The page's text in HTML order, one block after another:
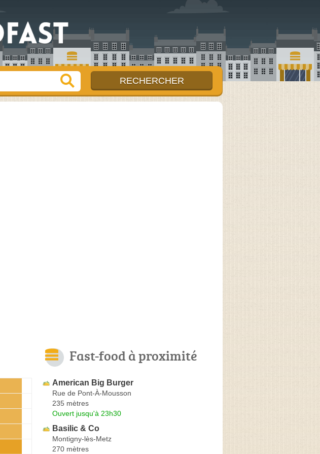
Fast-food à proximité
American Big Burger
Rue de Pont-À-Mousson
235 mètres
Ouvert jusqu'à 23h30
Basilic & Co
Montigny-lès-Metz
270 mètres